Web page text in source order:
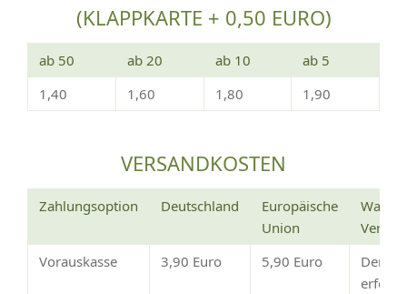
(KLAPPKARTE + 0,50 EURO)
ab 50 ab 20 ab 10
ab 5
1,40
1,60 1,80 1,90
VERSANDKOSTEN
Zahlungsoption Deutschland
Europäische
Union
Wann
Vorauskasse
3,90 Euro 5,90 Euro
Der
erfolgt